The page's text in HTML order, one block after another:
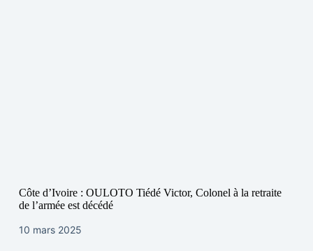
Côte d’Ivoire : OULOTO Tiédé Victor, Colonel à la retraite
de l’armée est décédé
10 mars 2025